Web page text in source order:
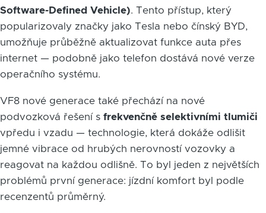
Software-Defined Vehicle). Tento přístup, který
popularizovaly značky jako Tesla nebo čínský BYD,
umožňuje průběžně aktualizovat funkce auta přes
internet — podobně jako telefon dostává nové verze
operačního systému.
VF8 nové generace také přechází na nové
podvozková řešení s frekvenčně selektivními tlumiči
vpředu i vzadu — technologie, která dokáže odlišit
jemné vibrace od hrubých nerovností vozovky a
reagovat na každou odlišně. To byl jeden z největších
problémů první generace: jízdní komfort byl podle
recenzentů průměrný.